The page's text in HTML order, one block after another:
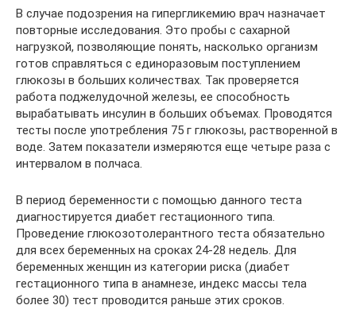
В случае подозрения на гипергликемию врач назначает
повторные исследования. Это пробы с сахарной
нагрузкой, позволяющие понять, насколько организм
готов справляться с единоразовым поступлением
глюкозы в больших количествах. Так проверяется
работа поджелудочной железы, ее способность
вырабатывать инсулин в больших объемах. Проводятся
тесты после употребления 75 г глюкозы, растворенной в
воде. Затем показатели измеряются еще четыре раза с
интервалом в полчаса.
В период беременности с помощью данного теста
диагностируется диабет гестационного типа.
Проведение глюкозотолерантного теста обязательно
для всех беременных на сроках 24-28 недель. Для
беременных женщин из категории риска (диабет
гестационного типа в анамнезе, индекс массы тела
более 30) тест проводится раньше этих сроков.